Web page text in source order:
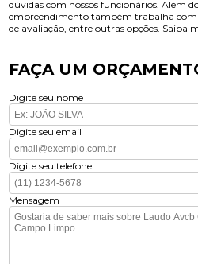
dúvidas com nossos funcionários. Além
empreendimento também trabalha com
de avaliação, entre outras opções. Saiba
FAÇA UM
Digite seu nome
Digite seu email
Digite seu telefone
Mensagem